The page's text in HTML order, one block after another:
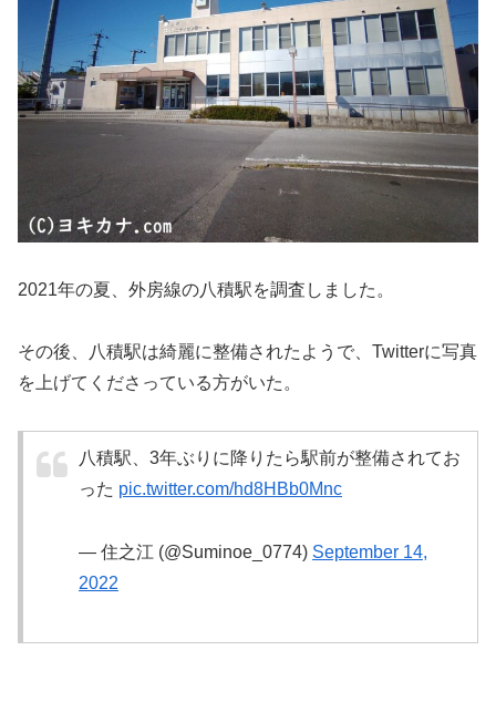
2021年の夏、外房線の八積駅を調査しました。
その後、八積駅は綺麗に整備されたようで、Twitterに写真
を上げてくださっている方がいた。
八積駅、3年ぶりに降りたら駅前が整備されてお
った pic.twitter.com/hd8HBb0Mnc
— 住之江 (@Suminoe_0774) September 14,
2022